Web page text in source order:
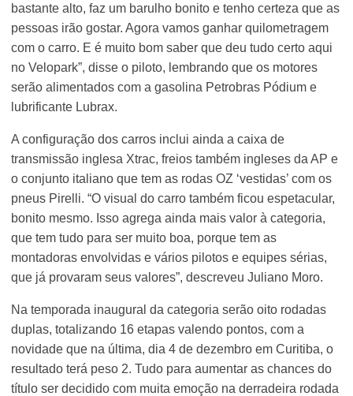
bastante alto, faz um barulho bonito e tenho certeza que as
pessoas irão gostar. Agora vamos ganhar quilometragem
com o carro. E é muito bom saber que deu tudo certo aqui
no Velopark”, disse o piloto, lembrando que os motores
serão alimentados com a gasolina Petrobras Pódium e
lubrificante Lubrax.
A configuração dos carros inclui ainda a caixa de
transmissão inglesa Xtrac, freios também ingleses da AP e
o conjunto italiano que tem as rodas OZ ‘vestidas’ com os
pneus Pirelli. “O visual do carro também ficou espetacular,
bonito mesmo. Isso agrega ainda mais valor à categoria,
que tem tudo para ser muito boa, porque tem as
montadoras envolvidas e vários pilotos e equipes sérias,
que já provaram seus valores”, descreveu Juliano Moro.
Na temporada inaugural da categoria serão oito rodadas
duplas, totalizando 16 etapas valendo pontos, com a
novidade que na última, dia 4 de dezembro em Curitiba, o
resultado terá peso 2. Tudo para aumentar as chances do
título ser decidido com muita emoção na derradeira rodada